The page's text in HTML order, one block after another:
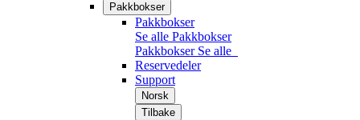
Pakkbokser
Pakkbokser
Se alle Pakkbokser
Pakkbokser Se alle
Reservedeler
Support
Norsk
Tilbake